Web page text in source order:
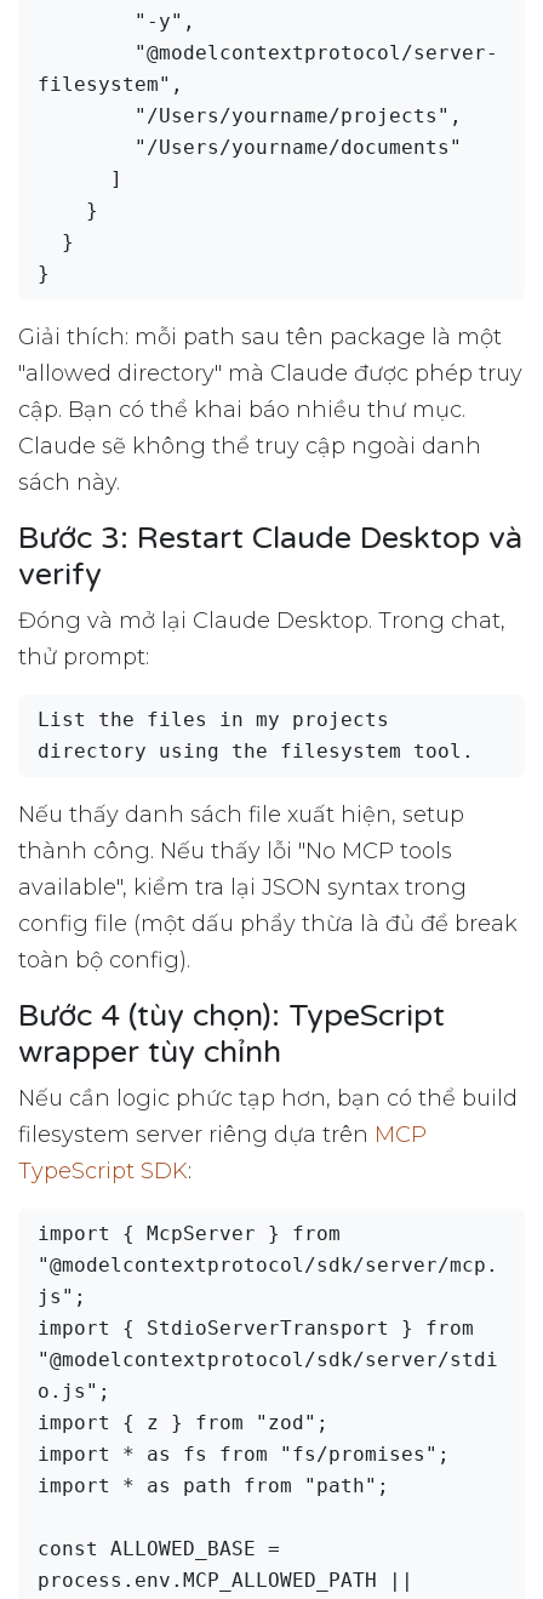
filesystem",
Giải thích: mỗi path sau tên package là một
"allowed directory" mà Claude được phép truy
cập. Bạn có thể khai báo nhiều thư mục.
Claude sẽ không thể truy cập ngoài danh
sách này.
Bước 3: Restart Claude Desktop và
verify
Đóng và mở lại Claude Desktop. Trong chat,
thử prompt:
List the files in my projects
Nếu thấy danh sách file xuất hiện, setup
thành công. Nếu thấy lỗi "No MCP tools
available", kiểm tra lại JSON syntax trong
config file (một dấu phẩy thừa là đủ để break
toàn bộ config).
Bước 4 (tùy chọn): TypeScript
wrapper tùy chỉnh
Nếu cần logic phức tạp hơn, bạn có thể build
filesystem server riêng dựa trên MCP
TypeScript SDK:
import { McpServer } from
"@modelcontextprotocol/sdk/server/mcp.
js";
import { StdioServerTransport } from
"@modelcontextprotocol/sdk/server/stdi
o.js";
import { z } from "zod";
import * as fs from "fs/promises";
import * as path from "path";
const ALLOWED_BASE =
process.env.MCP_ALLOWED_PATH ||